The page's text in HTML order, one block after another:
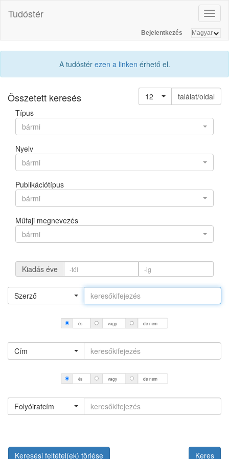
Tudóstér
Bejelentkezés
A tudóstér ezen a linken érhető el.
Összetett keresés 12
találat/oldal
Típus
bármi
Nyelv
bármi
Publikációtípus
bármi
Műfaji megnevezés
bármi
Kiadás éve
Szerző
és vagy de nem
Cím
és vagy de nem
Folyóiratcím
Keresési feltétel(ek) törlése